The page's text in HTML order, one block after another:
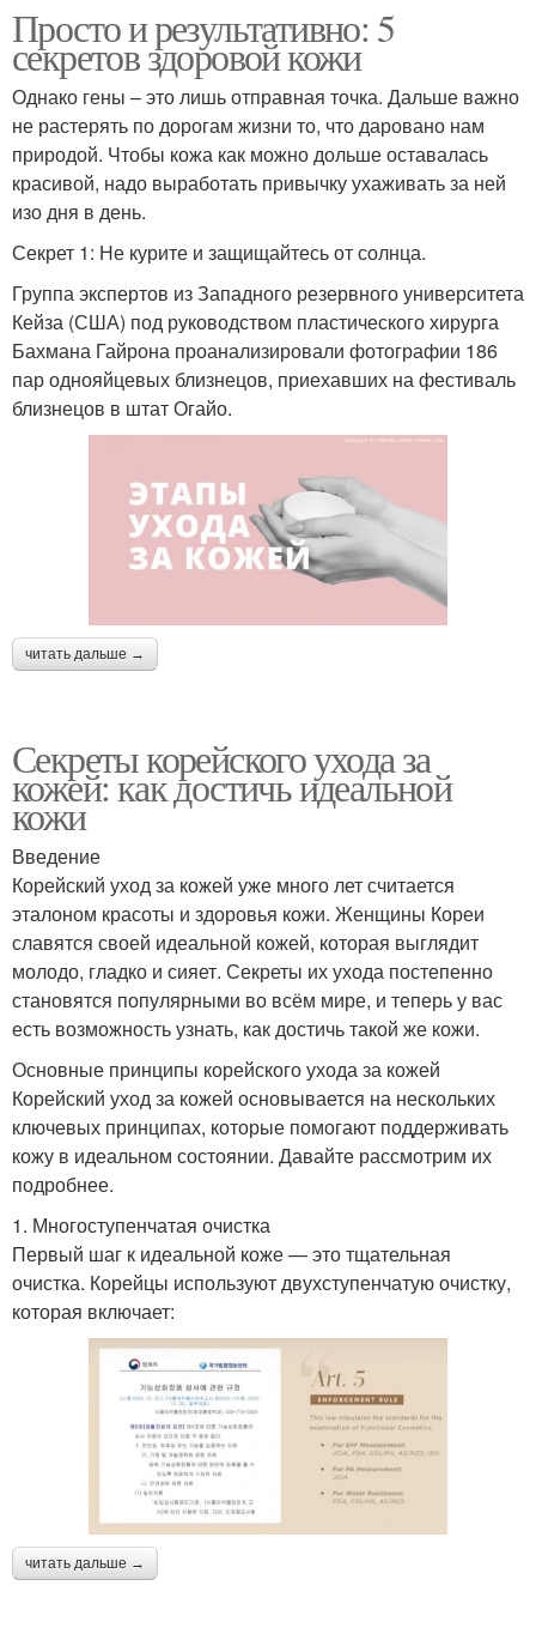
Просто и результативно: 5
секретов здоровой кожи
Однако гены – это лишь отправная точка. Дальше важно
не растерять по дорогам жизни то, что даровано нам
природой. Чтобы кожа как можно дольше оставалась
красивой, надо выработать привычку ухаживать за ней
изо дня в день.
Секрет 1: Не курите и защищайтесь от солнца.
Группа экспертов из Западного резервного университета
Кейза (США) под руководством пластического хирурга
Бахмана Гайрона проанализировали фотографии 186
пар однояйцевых близнецов, приехавших на фестиваль
близнецов в штат Огайо.
читать дальше →
Секреты корейского ухода за
кожей: как достичь идеальной
кожи
Введение
Корейский уход за кожей уже много лет считается
эталоном красоты и здоровья кожи. Женщины Кореи
славятся своей идеальной кожей, которая выглядит
молодо, гладко и сияет. Секреты их ухода постепенно
становятся популярными во всём мире, и теперь у вас
есть возможность узнать, как достичь такой же кожи.
Основные принципы корейского ухода за кожей
Корейский уход за кожей основывается на нескольких
ключевых принципах, которые помогают поддерживать
кожу в идеальном состоянии. Давайте рассмотрим их
подробнее.
1. Многоступенчатая очистка
Первый шаг к идеальной коже — это тщательная
очистка. Корейцы используют двухступенчатую очистку,
которая включает:
читать дальше →